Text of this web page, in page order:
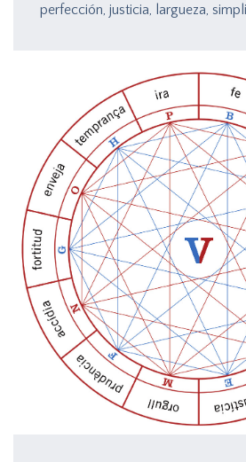
perfección, justicia, largueza,